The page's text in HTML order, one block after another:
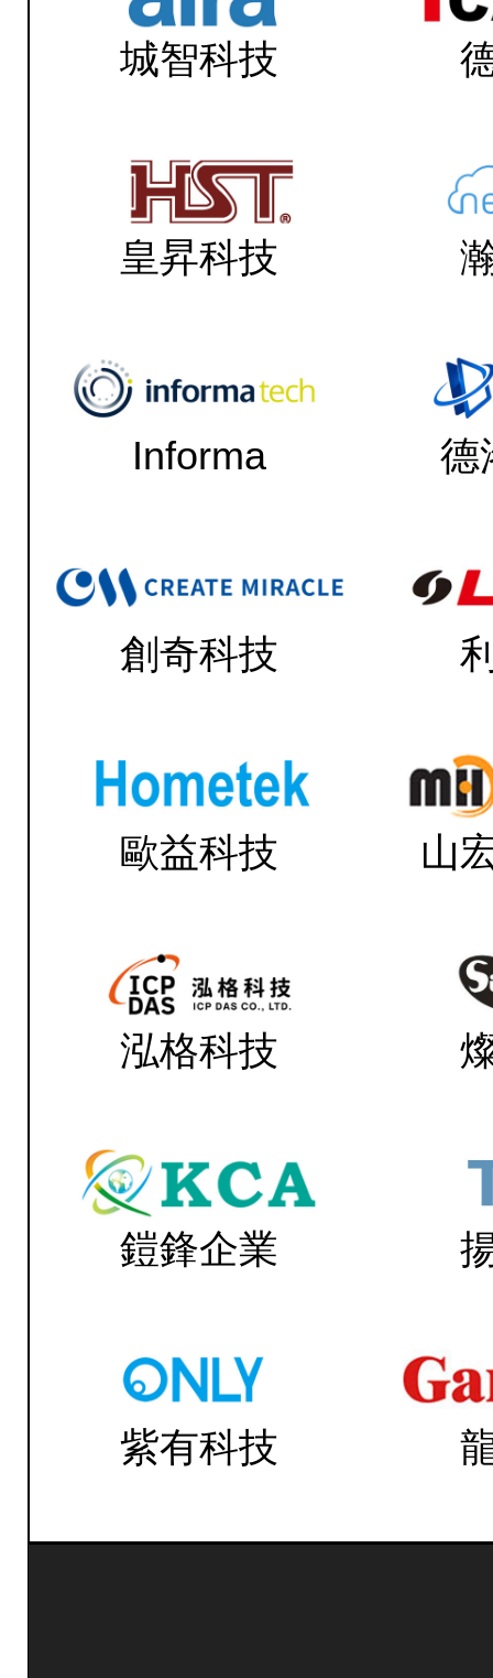
城智科技
皇昇科技
Informa 德
創奇科技
歐益科技 山
泓格科技
鎧鋒企業
紫有科技